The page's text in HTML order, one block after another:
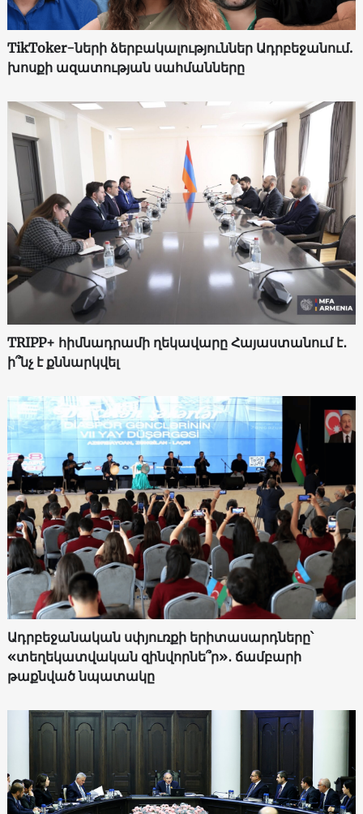
TikToker-ների ձերբակալություններ Ադրբեջանում.
խոսքի ազատության սահմանները
TRIPP+ հիմնադրամի ղեկավարը Հայաստանում է․
ի՞նչ է քննարկվել
Ադրբեջանական սփյուռքի երիտասարդները՝
«տեղեկատվական զինվորնե՞ր»․ ճամբարի
թաքնված նպատակը